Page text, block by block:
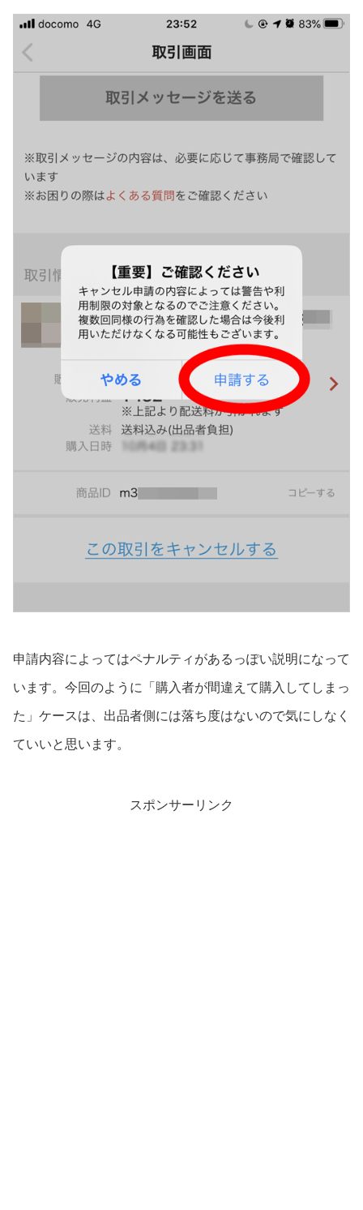
申請内容によってはペナルティがあるっぽい説明になって
います。今回のように「購入者が間違えて購入してしまっ
た」ケースは、出品者側には落ち度はないので気にしなく
ていいと思います。
スポンサーリンク